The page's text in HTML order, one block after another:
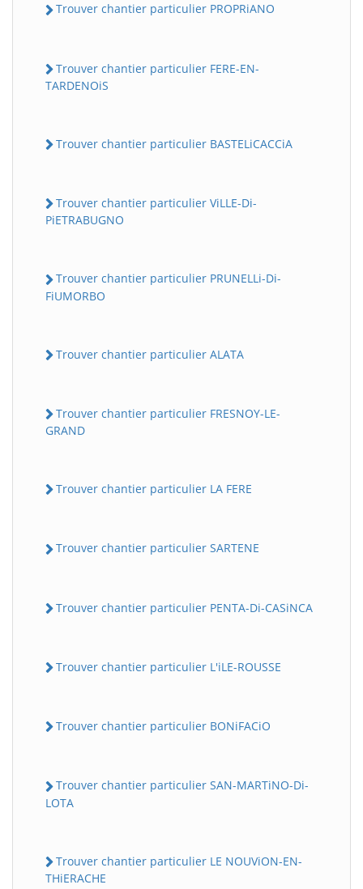
Trouver chantier particulier PROPRiANO
Trouver chantier particulier FERE-EN-
TARDENOiS
Trouver chantier particulier BASTELiCACCiA
Trouver chantier particulier ViLLE-Di-
PiETRABUGNO
Trouver chantier particulier PRUNELLi-Di-
FiUMORBO
Trouver chantier particulier ALATA
Trouver chantier particulier FRESNOY-LE-
GRAND
Trouver chantier particulier LA FERE
Trouver chantier particulier SARTENE
Trouver chantier particulier PENTA-Di-CASiNCA
Trouver chantier particulier L'iLE-ROUSSE
Trouver chantier particulier BONiFACiO
Trouver chantier particulier SAN-MARTiNO-Di-
LOTA
Trouver chantier particulier LE NOUViON-EN-
THiERACHE